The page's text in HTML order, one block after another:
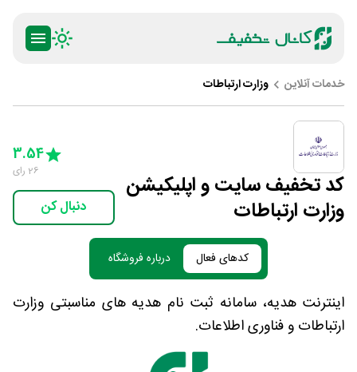
خدمات آنلاین وزارت ارتباطات
کد تخفیف سایت و اپلیکیشن
وزارت ارتباطات
3 Stars
4 Stars
5 Stars
3.54
26 رای
دنبال کن
کدهای فعال درباره فروشگاه
اینترنت هدیه، سامانه ثبت نام هدیه های مناسبتی وزارت
ارتباطات و فناوری اطلاعات.